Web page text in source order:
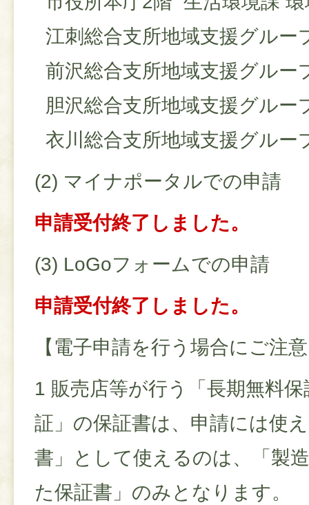
江刺総合支所地域支援グルー
前沢総合支所地域支援グルー
胆沢総合支所地域支援グルー
衣川総合支所地域支援グル
(2) マイナポータルでの申請
申請受付終了しました。
(3) LoGoフォームでの申請
申請受付終了しました。
【電子申請を行う場合にご注
1 販売店等が行う「長期無料
証」の保証書は、申請には使
書」として使えるのは、「製
た保証書」のみとなります。